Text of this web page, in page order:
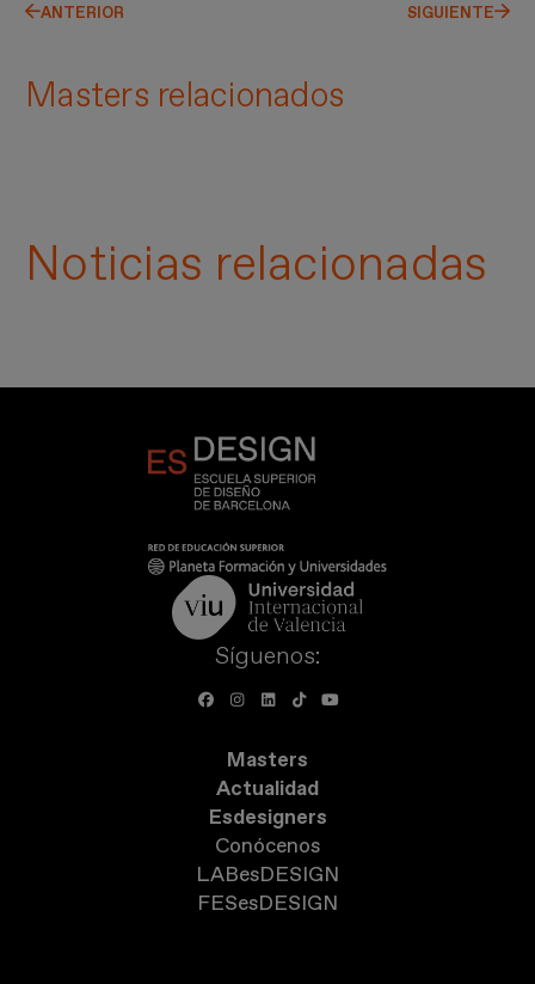
ANTERIOR SIGUIENTE
Masters relacionados
Noticias relacionadas
Síguenos:
Masters
Actualidad
Esdesigners
Conócenos
LABesDESIGN
FESesDESIGN